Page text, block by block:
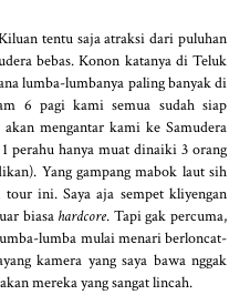
tentu saja atraksi dari puluhan
bebas. Konon katanya di Teluk
lumba-lumbanya paling banyak di
6 pagi kami semua sudah siap
mengantar kami ke Samudera
perahu hanya muat dinaiki 3 orang
Yang gampang mabok laut sih
ini. Saya aja sempet kliyengan
biasa hardcore. Tapi gak percuma,
lumba mulai menari berloncat-
kamera yang saya bawa nggak
mereka yang sangat lincah.